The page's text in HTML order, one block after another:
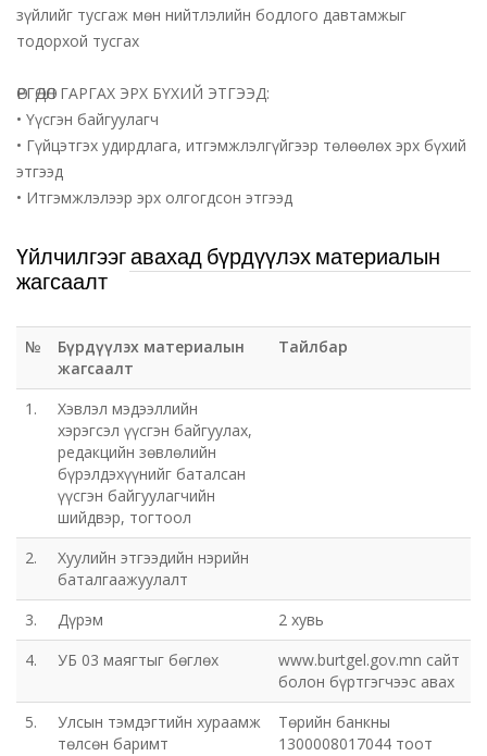
зүйлийг тусгаж мөн нийтлэлийн бодлого давтамжыг
тодорхой тусгах
ӨРГӨДӨЛ ГАРГАХ ЭРХ БҮХИЙ ЭТГЭЭД:
• Үүсгэн байгуулагч
• Гүйцэтгэх удирдлага, итгэмжлэлгүйгээр төлөөлөх эрх бүхий
этгээд
• Итгэмжлэлээр эрх олгогдсон этгээд
Үйлчилгээг авахад бүрдүүлэх материалын
жагсаалт
№
Бүрдүүлэх материалын
жагсаалт
Тайлбар
1.
Хэвлэл мэдээллийн
хэрэгсэл үүсгэн байгуулах,
редакцийн зөвлөлийн
бүрэлдэхүүнийг баталсан
үүсгэн байгуулагчийн
шийдвэр, тогтоол
2.
Хуулийн этгээдийн нэрийн
баталгаажуулалт
3.
Дүрэм
2 хувь
4.
УБ 03 маягтыг бөглөх
www.burtgel.gov.mn сайт
болон бүртгэгчээс авах
5.
Улсын тэмдэгтийн хураамж
төлсөн баримт
Төрийн банкны
1300008017044 тоот